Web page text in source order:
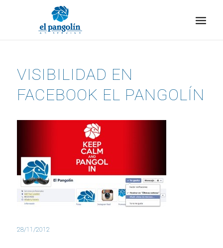
VISIBILIDAD EN
FACEBOOK EL PANGOLÍN
28/11/2012